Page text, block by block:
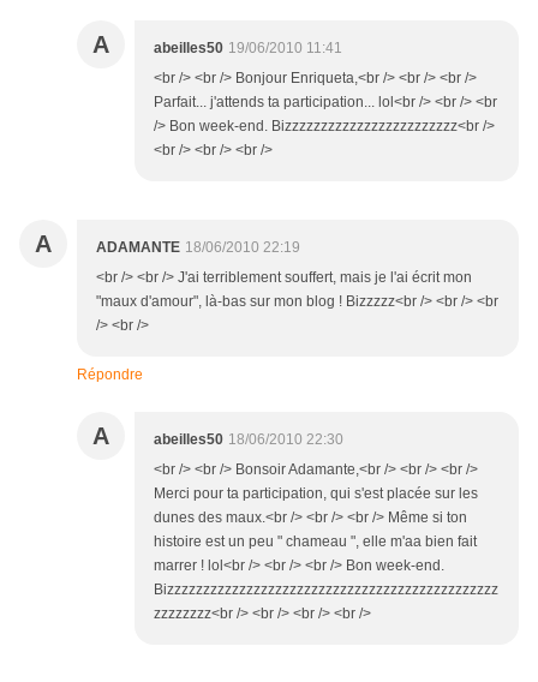
A abeilles50 19/06/2010 11:41
<br /> <br /> Bonjour Enriqueta,<br /> <br /> <br />
Parfait... j'attends ta participation... lol<br /> <br /> <br
/> Bon week-end. Bizzzzzzzzzzzzzzzzzzzzzzzz<br />
<br /> <br /> <br />
A ADAMANTE 18/06/2010 22:19
<br /> <br /> J'ai terriblement souffert, mais je l'ai écrit mon
"maux d'amour", là-bas sur mon blog ! Bizzzzz<br /> <br /> <br
/> <br />
Répondre
A abeilles50 18/06/2010 22:30
<br /> <br /> Bonsoir Adamante,<br /> <br /> <br />
Merci pour ta participation, qui s'est placée sur les
dunes des maux.<br /> <br /> <br /> Même si ton
histoire est un peu " chameau ", elle m'aa bien fait
marrer ! lol<br /> <br /> <br /> Bon week-end.
Bizzzzzzzzzzzzzzzzzzzzzzzzzzzzzzzzzzzzzzzzzzzzzz
zzzzzzzz<br /> <br /> <br /> <br />